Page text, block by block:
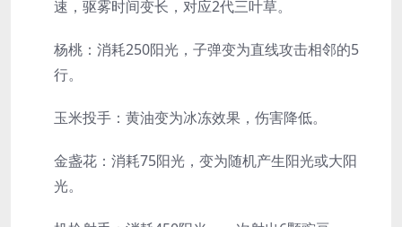
速，驱雾时间变长，对应2代三叶草。
杨桃：消耗250阳光，子弹变为直线攻击相邻的5
行。
玉米投手：黄油变为冰冻效果，伤害降低。
金盏花：消耗75阳光，变为随机产生阳光或大阳
光。